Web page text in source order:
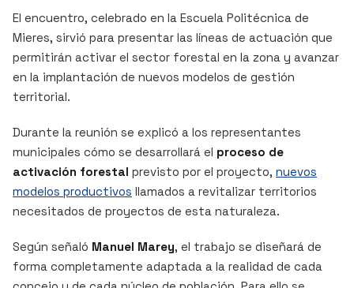
El encuentro, celebrado en la Escuela Politécnica de
Mieres, sirvió para presentar las líneas de actuación que
permitirán activar el sector forestal en la zona y avanzar
en la implantación de nuevos modelos de gestión
territorial.
Durante la reunión se explicó a los representantes
municipales cómo se desarrollará el proceso de
activación forestal previsto por el proyecto, nuevos
modelos productivos llamados a revitalizar territorios
necesitados de proyectos de esta naturaleza.
Según señaló Manuel Marey, el trabajo se diseñará de
forma completamente adaptada a la realidad de cada